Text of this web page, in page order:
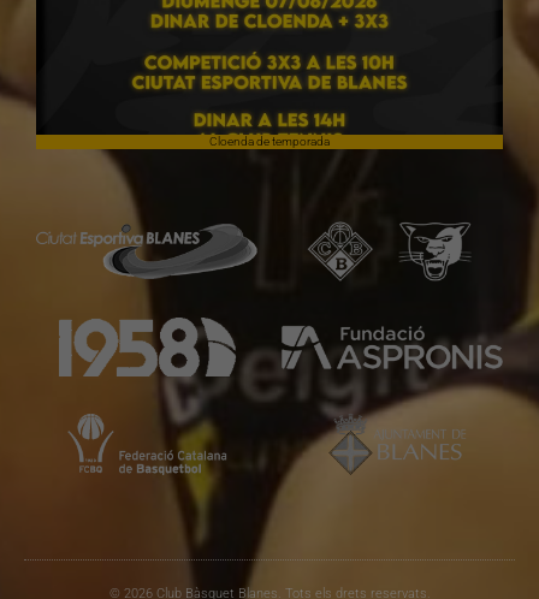
Cloenda de temporada
© 2026 Club Bàsquet Blanes. Tots els drets reservats.